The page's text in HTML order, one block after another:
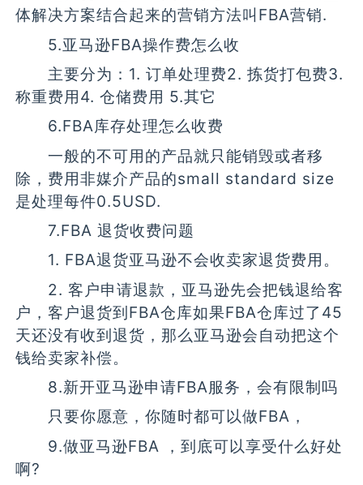
体解决方案结合起来的营销方法叫FBA营销.
5.亚马逊FBA操作费怎么收
主要分为：1. 订单处理费2. 拣货打包费3.
称重费用4. 仓储费用 5.其它
6.FBA库存处理怎么收费
一般的不可用的产品就只能销毁或者移
除，费用非媒介产品的small standard size
是处理每件0.5USD.
7.FBA 退货收费问题
1. FBA退货亚马逊不会收卖家退货费用。
2. 客户申请退款，亚马逊先会把钱退给客
户，客户退货到FBA仓库如果FBA仓库过了45
天还没有收到退货，那么亚马逊会自动把这个
钱给卖家补偿。
8.新开亚马逊申请FBA服务，会有限制吗
只要你愿意，你随时都可以做FBA，
9.做亚马逊FBA ，到底可以享受什么好处
啊?